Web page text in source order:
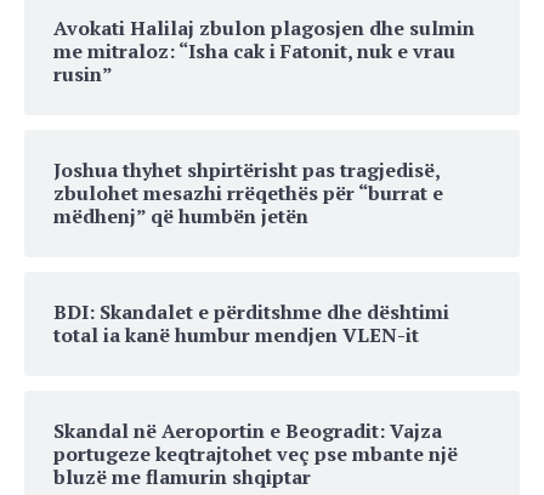
Avokati Halilaj zbulon plagosjen dhe sulmin
me mitraloz: “Isha cak i Fatonit, nuk e vrau
rusin”
Joshua thyhet shpirtërisht pas tragjedisë,
zbulohet mesazhi rrëqethës për “burrat e
mëdhenj” që humbën jetën
BDI: Skandalet e përditshme dhe dështimi
total ia kanë humbur mendjen VLEN-it
Skandal në Aeroportin e Beogradit: Vajza
portugeze keqtrajtohet veç pse mbante një
bluzë me flamurin shqiptar